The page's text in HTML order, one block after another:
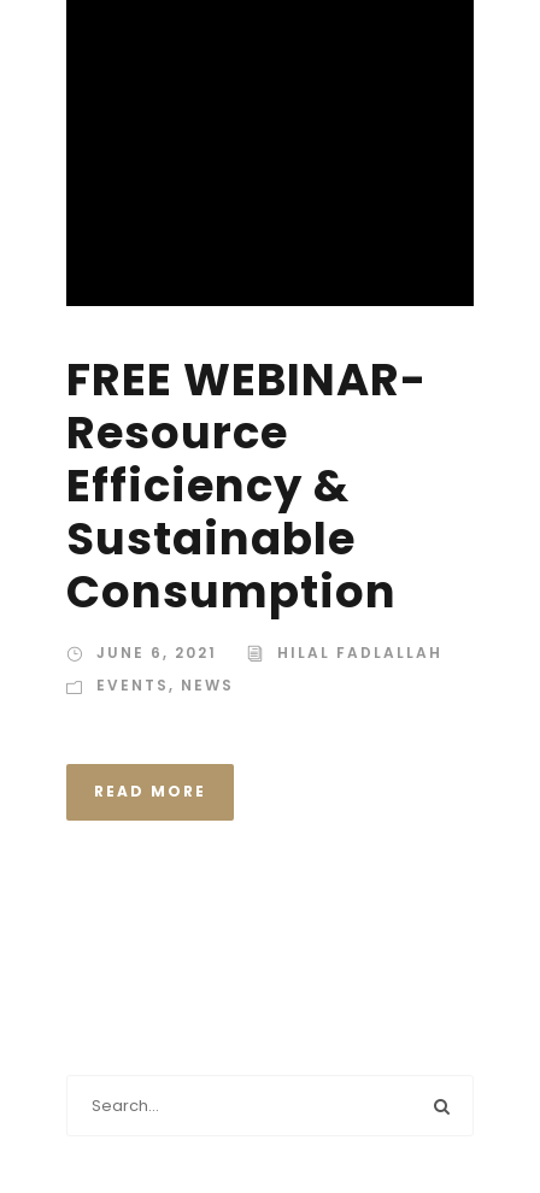
FREE WEBINAR-
Resource
Efficiency &
Sustainable
Consumption
JUNE 6, 2021
HILAL FADLALLAH
EVENTS, NEWS
READ MORE